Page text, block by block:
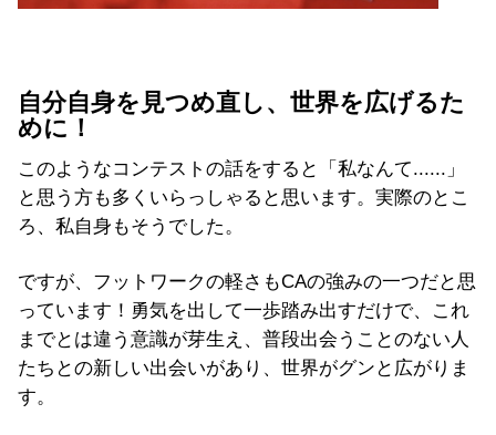
自分自身を見つめ直し、世界を広げるた
めに！
このようなコンテストの話をすると「私なんて......」
と思う方も多くいらっしゃると思います。実際のとこ
ろ、私自身もそうでした。
ですが、フットワークの軽さもCAの強みの一つだと思
っています！勇気を出して一歩踏み出すだけで、これ
までとは違う意識が芽生え、普段出会うことのない人
たちとの新しい出会いがあり、世界がグンと広がりま
す。